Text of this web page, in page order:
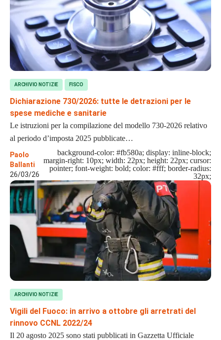
ARCHIVIO NOTIZIE FISCO
Dichiarazione 730/2026: tutte le detrazioni per le
spese mediche e sanitarie
Le istruzioni per la compilazione del modello 730-2026 relativo
al periodo d’imposta 2025 pubblicate…
Paolo
Ballanti
26/03/26
background-color: #fb580a; display: inline-block;
margin-right: 10px; width: 22px; height: 22px; cursor:
pointer; font-weight: bold; color: #fff; border-radius:
32px;
ARCHIVIO NOTIZIE
Vigili del Fuoco: in arrivo a ottobre gli arretrati del
rinnovo CCNL 2022/24
Il 20 agosto 2025 sono stati pubblicati in Gazzetta Ufficiale